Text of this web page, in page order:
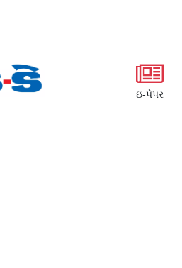
ઇ-પેપર